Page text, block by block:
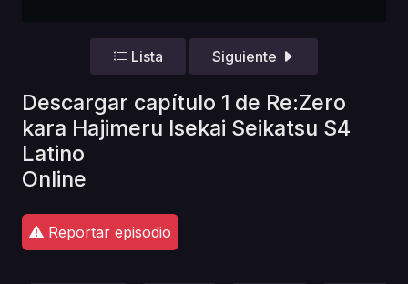
Lista Siguiente
Descargar capítulo 1 de Re:Zero
kara Hajimeru Isekai Seikatsu S4
Latino
Online
Reportar episodio